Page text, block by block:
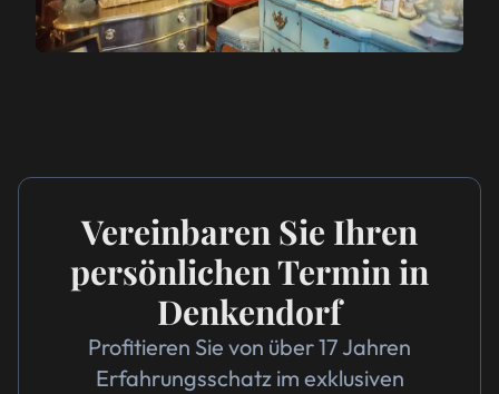
Vereinbaren Sie Ihren
persönlichen Termin in
Denkendorf
Profitieren Sie von über 17 Jahren
Erfahrungsschatz im exklusiven